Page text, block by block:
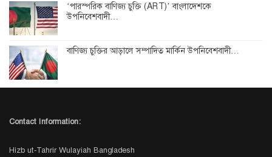
‘পারস্পরিক বাণিজ্য চুক্তি (ART)’ বাংলাদেশকে
উপনিবেশবাদী…
বাণিজ্য চুক্তির আড়ালে সম্পাদিত মার্কিন উপনিবেশবাদী…
Contact Information:
Hizb ut-Tahrir Wulayiah Bangladesh